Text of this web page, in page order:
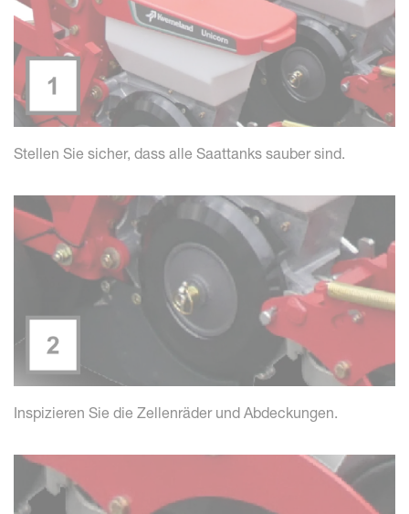
Stellen Sie sicher, dass alle Saattanks sauber sind.
Inspizieren Sie die Zellenräder und Abdeckungen.